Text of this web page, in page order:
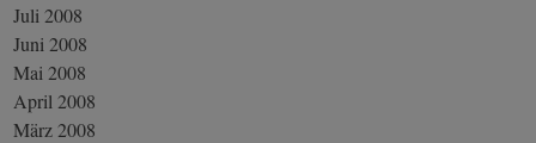
Juli 2008
Juni 2008
Mai 2008
April 2008
März 2008